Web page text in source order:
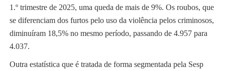
1.º trimestre de 2025, uma queda de mais de 9%. Os roubos, que
se diferenciam dos furtos pelo uso da violência pelos criminosos,
diminuíram 18,5% no mesmo período, passando de 4.957 para
4.037.
Outra estatística que é tratada de forma segmentada pela Sesp